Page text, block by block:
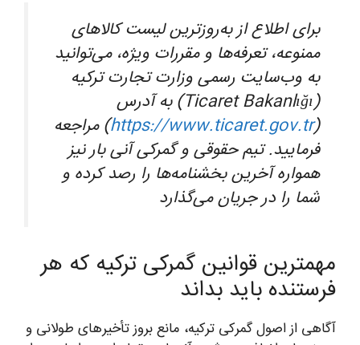
برای اطلاع از به‌روزترین لیست کالاهای
ممنوعه، تعرفه‌ها و مقررات ویژه، می‌توانید
به وب‌سایت رسمی وزارت تجارت ترکیه
(Ticaret Bakanlığı) به آدرس
(
https://www.ticaret.gov.tr) مراجعه
فرمایید. تیم حقوقی و گمرکی آنی بار نیز
همواره آخرین بخشنامه‌ها را رصد کرده و
شما را در جریان می‌گذارد
مهمترین قوانین گمرکی ترکیه که هر
فرستنده باید بداند
آگاهی از اصول گمرکی ترکیه، مانع بروز تأخیرهای طولانی و